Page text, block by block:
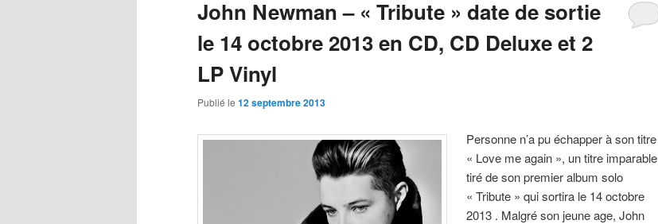
John Newman – « Tribute » date de sortie
le 14 octobre 2013 en CD, CD Deluxe et 2
LP Vinyl
Publié le 12 septembre 2013
Personne n’a pu échapper à son titre
« Love me again », un titre imparable
tiré de son premier album solo
« Tribute » qui sortira le 14 octobre
2013 . Malgré son jeune age, John